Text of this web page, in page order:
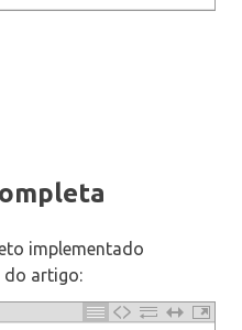
implementado
do artigo: